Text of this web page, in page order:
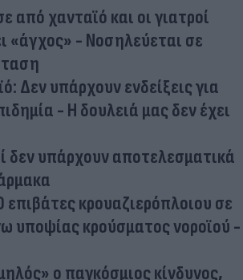
από χανταϊό και οι γιατροί
«άγχος» - Νοσηλεύεται σε
Δεν υπάρχουν ενδείξεις για
- Η δουλειά μας δεν έχει
δεν υπάρχουν αποτελεσματικά
κρουαζιερόπλοιου σε
υποψίας κρούσματος νοροϊού -
ο παγκόσμιος κίνδυνος,